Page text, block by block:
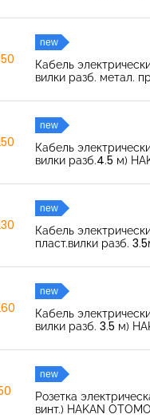
new
Кабель
вилки разб. метал.
new
Кабель
вилки разб.4.5 м)
new
Кабель
пласт.вилки разб.
new
Кабель
вилки разб. 3.5 м)
new
Розетка
винт.) HAKAN